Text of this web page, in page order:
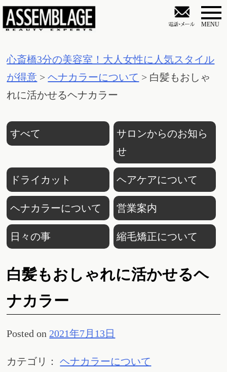
S
k
心斎橋3分の美容室！大人女性に人気スタイル
が得意 >ヘナカラーについて > 白髪もおしゃ
れに活かせるヘナカラー
すべて
サロンからのお知ら
せ
ドライカット ヘアケアについて
ヘナカラーについて 営業案内
日々の事 縮毛矯正について
白髪もおしゃれに活かせるヘ
ナカラー
Posted on 2021年7月13日
カテゴリ：ヘナカラーについて